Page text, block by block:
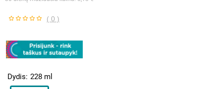
( 0 )
Dydis 228 ml